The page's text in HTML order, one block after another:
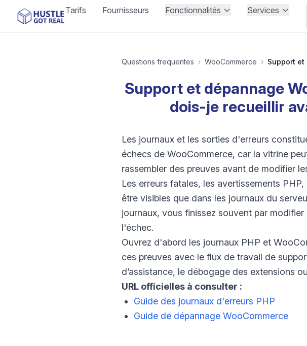
Tarifs Fournisseurs Fonctionnalités Services
Questions frequentes › WooCommerce ›
Support et dépannage
dois-je recueillir
Les journaux et les sorties d'erreurs
échecs de WooCommerce, car la vitrine
rassembler des preuves avant de modifier
Les erreurs fatales, les avertissements
être visibles que dans les journaux du
journaux, vous finissez souvent par
l'échec.
Ouvrez d'abord les journaux PHP et
ces preuves avec le flux de travail de
d’assistance, le débogage des extensions
URL officielles à consulter :
Guide des journaux d'erreurs PHP
Guide de dépannage WooCommerce